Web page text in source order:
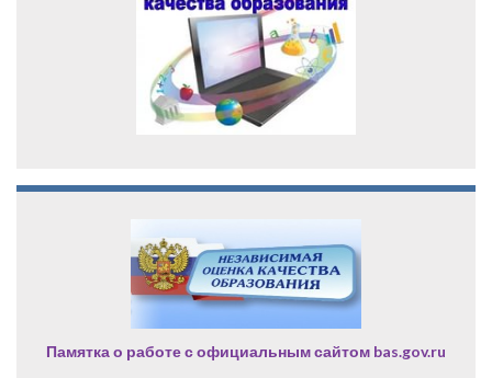
Памятка о работе с официальным сайтом bas.gov.ru